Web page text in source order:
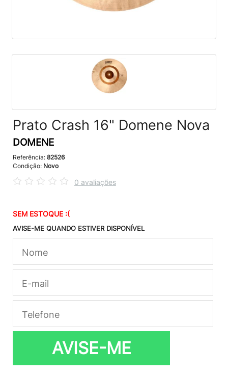
Prato Crash 16" Domene Nova
DOMENE
Referência: 82526
Condição: Novo
0 avaliações
SEM ESTOQUE :(
AVISE-ME QUANDO ESTIVER DISPONÍVEL
AVISE-ME